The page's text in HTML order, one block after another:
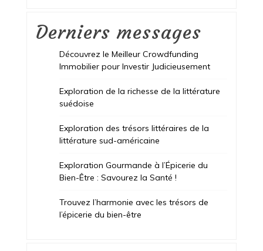
Derniers messages
Découvrez le Meilleur Crowdfunding
Immobilier pour Investir Judicieusement
Exploration de la richesse de la littérature
suédoise
Exploration des trésors littéraires de la
littérature sud-américaine
Exploration Gourmande à l’Épicerie du
Bien-Être : Savourez la Santé !
Trouvez l’harmonie avec les trésors de
l’épicerie du bien-être